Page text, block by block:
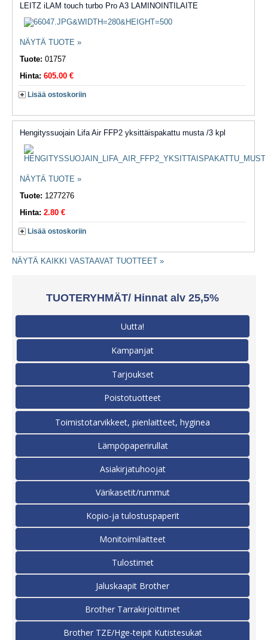
LEITZ iLAM touch turbo Pro A3 LAMINOINTILAITE
NÄYTÄ TUOTE »
Tuote: 01757
Hinta: 605.00 €
Lisää ostoskoriin
Hengityssuojain Lifa Air FFP2 yksittäispakattu musta /3 kpl
NÄYTÄ TUOTE »
Tuote: 1277276
Hinta: 2.80 €
Lisää ostoskoriin
NÄYTÄ KAIKKI VASTAAVAT TUOTTEET »
TUOTERYHMÄT/ Hinnat alv 25,5%
Uutta!
Kampanjat
Tarjoukset
Poistotuotteet
Toimistotarvikkeet, pienlaitteet, hyginea
Lämpöpaperirullat
Asiakirjatuhoojat
Värikasetit/rummut
Kopio-ja tulostuspaperit
Monitoimilaitteet
Tulostimet
Jaluskaapit Brother
Brother Tarrakirjoittimet
Brother TZE/Hge-teipit Kutistesukat